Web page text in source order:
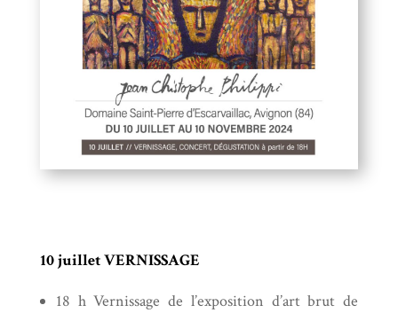
10 juillet VERNISSAGE
18 h Vernissage de l’exposition d’art brut de